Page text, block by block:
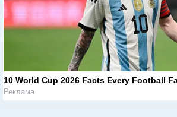
10 World Cup 2026 Facts Every Football
Реклама